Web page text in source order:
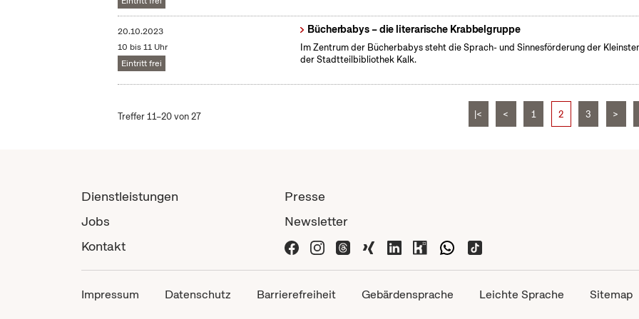
20.10.2023
10 bis 11 Uhr
Eintritt frei
Bücherbabys – die literarische Krabbelgruppe
Im Zentrum der Bücherbabys steht die Sprach- und Sinnesförderung der
der Stadtteilbibliothek Kalk.
Treffer 11–20 von 27 |< < 1 2 3 >
Dienstleistungen
Jobs
Kontakt
Presse
Newsletter
Impressum Datenschutz Barrierefreiheit Gebärdensprache Leichte Sprache Sitemap